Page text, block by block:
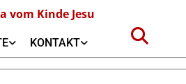
vom Kinde Jesu
KONTAKT